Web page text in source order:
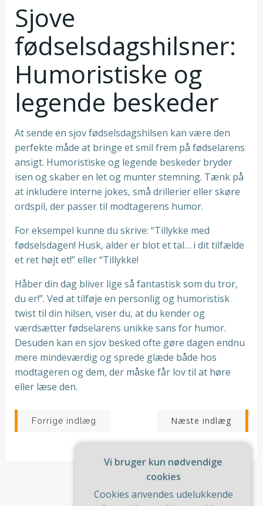
Sjove
fødselsdagshilsner:
Humoristiske og
legende beskeder
At sende en sjov fødselsdagshilsen kan være den
perfekte måde at bringe et smil frem på fødselarens
ansigt. Humoristiske og legende beskeder bryder
isen og skaber en let og munter stemning. Tænk på
at inkludere interne jokes, små drillerier eller skøre
ordspil, der passer til modtagerens humor.
For eksempel kunne du skrive: “Tillykke med
fødselsdagen! Husk, alder er blot et tal… i dit tilfælde
et ret højt et!” eller “Tillykke!
Håber din dag bliver lige så fantastisk som du tror,
du er!”. Ved at tilføje en personlig og humoristisk
twist til din hilsen, viser du, at du kender og
værdsætter fødselarens unikke sans for humor.
Desuden kan en sjov besked ofte gøre dagen endnu
mere mindeværdig og sprede glæde både hos
modtageren og dem, der måske får lov til at høre
eller læse den.
Indlægsnavigation
Forrige indlæg Næste indlæg
Vi bruger kun nødvendige
cookies
Cookies anvendes udelukkende